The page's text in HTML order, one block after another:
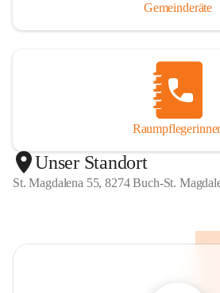
Gemeinderäte
Unser Standort
St. Magdalena 55, 8274 Buch-St.